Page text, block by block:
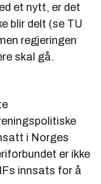
et nytt, er det
blir delt (se TU
regjeringen
skal gå.
i Norges
er ikke
innsats for å